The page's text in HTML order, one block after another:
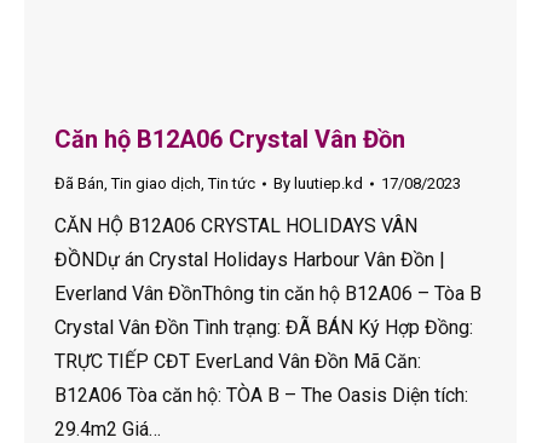
Căn hộ B12A06 Crystal Vân Đồn
Đã Bán,Tin giao dịch,Tin tức By luutiep.kd 17/08/2023
CĂN HỘ B12A06 CRYSTAL HOLIDAYS VÂN
ĐỒNDự án Crystal Holidays Harbour Vân Đồn |
Everland Vân ĐồnThông tin căn hộ B12A06 – Tòa B
Crystal Vân Đồn Tình trạng: ĐÃ BÁN Ký Hợp Đồng:
TRỰC TIẾP CĐT EverLand Vân Đồn Mã Căn:
B12A06 Tòa căn hộ: TÒA B – The Oasis Diện tích:
29.4m2 Giá…